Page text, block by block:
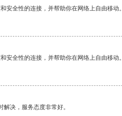
安全性的连接，并帮助你在网络上自由移动。
安全性的连接，并帮助你在网络上自由移动。
决，服务态度非常好。